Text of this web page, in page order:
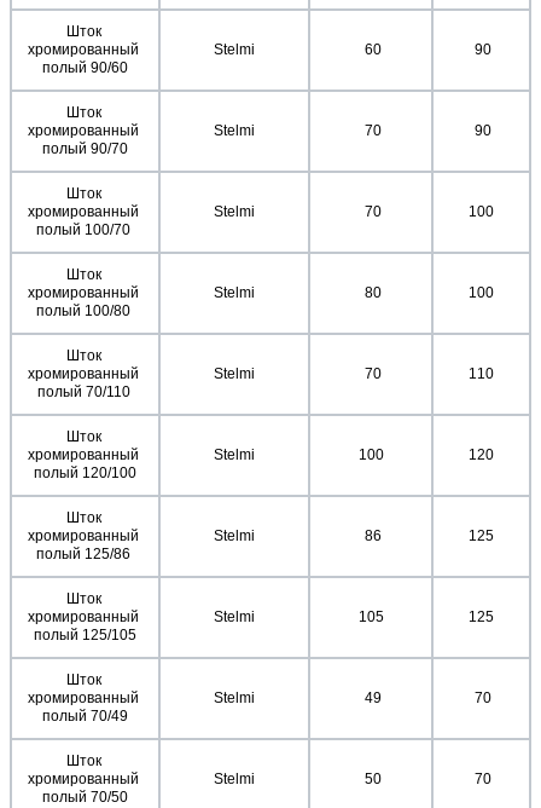
Шток
хромированный
полый 90/60
Stelmi 60 90
Шток
хромированный
полый 90/70
Stelmi 70 90
Шток
хромированный
полый 100/70
Stelmi 70 100
Шток
хромированный
полый 100/80
Stelmi 80 100
Шток
хромированный
полый 70/110
Stelmi 70 110
Шток
хромированный
полый 120/100
Stelmi 100 120
Шток
хромированный
полый 125/86
Stelmi 86 125
Шток
хромированный
полый 125/105
Stelmi 105 125
Шток
хромированный
полый 70/49
Stelmi 49 70
Шток
хромированный
полый 70/50
Stelmi 50 70